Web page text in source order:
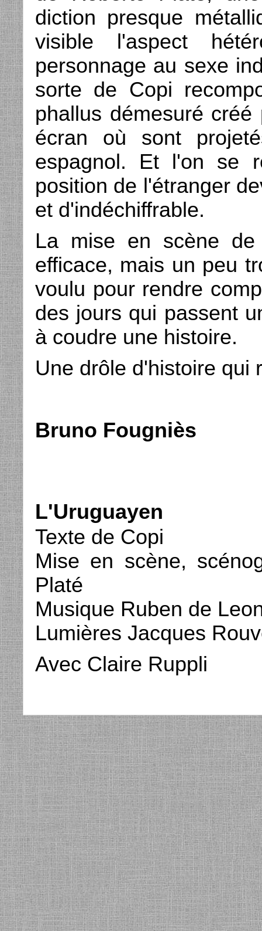
diction presque
visible l'aspect
personnage au sexe
sorte de Copi
phallus démesuré
écran où sont
espagnol. Et l'on se
position de l'étranger
et d'indéchiffrable.
La mise en scène
efficace, mais un peu
voulu pour rendre
des jours qui passent
à coudre une histoire.
Une drôle d'histoire qui
Bruno Fougniès
L'Uruguayen
Texte de Copi
Mise en scène,
Platé
Musique Ruben de
Lumières Jacques
Avec Claire Ruppli